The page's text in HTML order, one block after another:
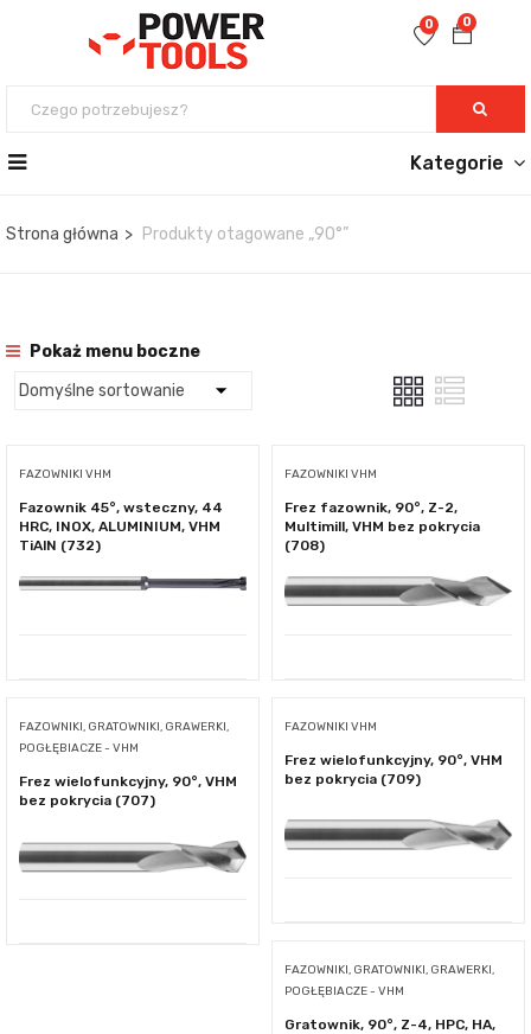
0
0
Kategorie
Strona główna Produkty otagowane „90°”
Pokaż menu boczne
FAZOWNIKI VHM
Fazownik 45°, wsteczny, 44
HRC, INOX, ALUMINIUM, VHM
TiAlN (732)
FAZOWNIKI VHM
Frez fazownik, 90°, Z-2,
Multimill, VHM bez pokrycia
(708)
FAZOWNIKI, GRATOWNIKI, GRAWERKI,
POGŁĘBIACZE - VHM
Frez wielofunkcyjny, 90°, VHM
bez pokrycia (707)
FAZOWNIKI VHM
Frez wielofunkcyjny, 90°, VHM
bez pokrycia (709)
FAZOWNIKI, GRATOWNIKI, GRAWERKI,
POGŁĘBIACZE - VHM
Gratownik, 90°, Z-4, HPC, HA,